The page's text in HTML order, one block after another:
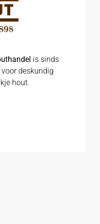
is sinds
deskundig
hout.